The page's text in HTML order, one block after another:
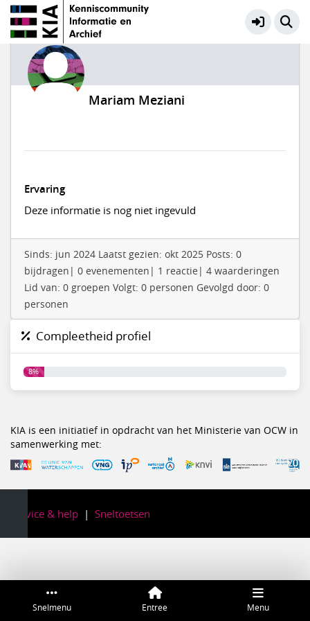
Snelmenu Entree Menu
Mariam Meziani
Ervaring
Deze informatie is nog niet ingevuld
Sinds: jun 2024 Laatst gezien: okt 2025 Posts: 0
bijdragen| 0 evenementen| 1 reactie| 4 waarderingen
Lid van: 0 groepen Volgt: 0 personen Gevolgd door: 0
personen
Compleetheid profiel
8%
KIA is een initiatief in opdracht van het Ministerie van OCW in
samenwerking met:
Service & help Sneltoetsen